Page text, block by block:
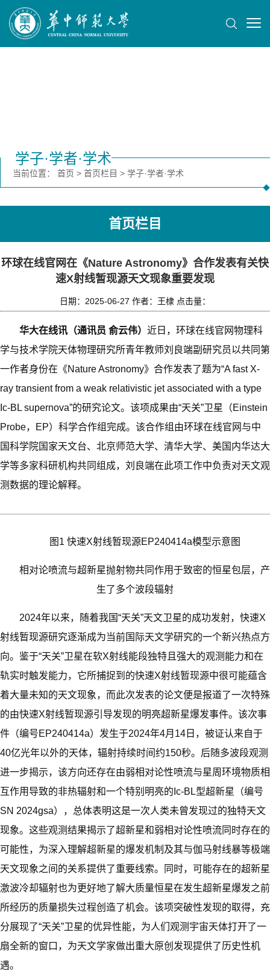
学子·学者·学术
当前位置： 首页 > 首页栏目 > 学子·学者·学术
首页栏目
环球在线官网在《Nature Astronomy》合作发表有关快
速X射线暂现源天文现象重要发现
日期：2025-06-27 作者：王棣 点击量：
华大在线讯（通讯员 俞云伟） 近日，环球在线官网物理科
学与技术学院天体物理研究所青年教师刘良端副研究员以共同第
一作者身份在《Nature Astronomy》合作发表了题为“A fast X-
ray transient from a weak relativistic jet associated with a type
Ic-BL supernova”的研究论文。该项成果由“天关”卫星（Einstein
Probe，EP）科学合作组完成。该合作组由环球在线官网与中
国科学院国家天文台、北京师范大学、清华大学、美国内华达大
学等多家科研机构共同组成，刘良端在此项工作中负责对天文观
测数据的理论解释。
图1 快速X射线暂现源EP240414a模型示意图
相对论喷流与超新星抛射物共同作用于致密的恒星包层，产
生了多个波段辐射
2024年以来，随着我国“天关”天文卫星的成功发射，快速X
射线暂现源研究逐渐成为当前国际天文学研究的一个新兴热点方
向。鉴于“天关”卫星在软X射线能段独特且强大的观测能力和在
轨实时触发能力，它所捕捉到的快速X射线暂现源中很可能蕴含
着大量未知的天文现象，而此次发表的论文便是报道了一次特殊
的由快速X射线暂现源引导发现的明亮超新星爆发事件。该次事
件（编号EP240414a）发生于2024年4月14日，被证认来自于
40亿光年以外的天体，辐射持续时间约150秒。后随多波段观测
进一步揭示，该方向还存在由弱相对论性喷流与星周环境物质相
互作用导致的非热辐射和一个特别明亮的Ic-BL型超新星（编号
SN 2024gsa），总体表明这是一次人类未曾发现过的独特天文
现象。这些观测结果揭示了超新星和弱相对论性喷流同时存在的
可能性，为深入理解超新星的爆发机制及其与伽马射线暴等极端
天文现象之间的关系提供了重要线索。同时，可能存在的超新星
激波冷却辐射也为更好地了解大质量恒星在发生超新星爆发之前
所经历的质量损失过程创造了机会。该项突破性发现的取得，充
分展现了“天关”卫星的优异性能，为人们观测宇宙天体打开了一
扇全新的窗口，为天文学家做出重大原创发现提供了历史性机
遇。